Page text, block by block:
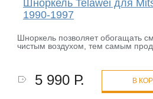
Шноркель Telawei для
1990-1997
Шноркель позволяет обогащать
чистым воздухом, тем самым
5 990 Р. В